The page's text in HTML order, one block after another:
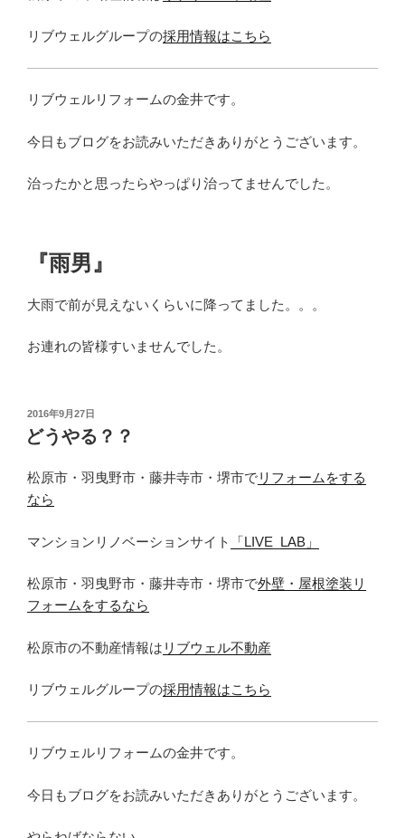
リブウェルグループの採用情報はこちら
リブウェルリフォームの金井です。
今日もブログをお読みいただきありがとうございます。
治ったかと思ったらやっぱり治ってませんでした。
『雨男』
大雨で前が見えないくらいに降ってました。。。
お連れの皆様すいませんでした。
投
稿
日:
2016年9月27日
どうやる？？
松原市・羽曳野市・藤井寺市・堺市でリフォームをする
なら
マンションリノベーションサイト 「LIVE_LAB」
松原市・羽曳野市・藤井寺市・堺市で外壁・屋根塗装リ
フォームをするなら
松原市の不動産情報は リブウェル不動産
リブウェルグループの採用情報はこちら
リブウェルリフォームの金井です。
今日もブログをお読みいただきありがとうございます。